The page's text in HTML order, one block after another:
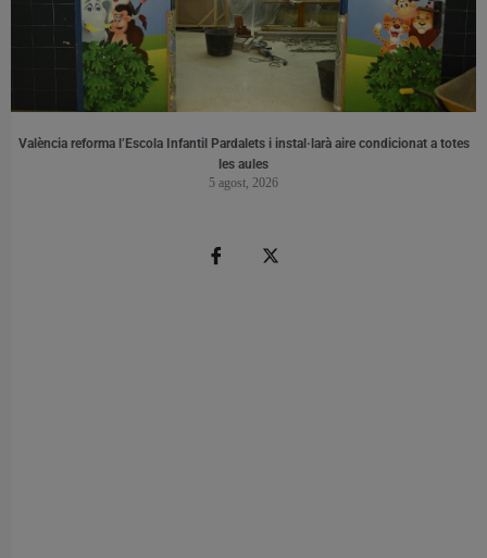
València reforma l’Escola Infantil Pardalets i instal·larà aire condicionat a totes
les aules
5 agost, 2026